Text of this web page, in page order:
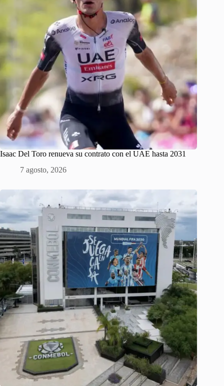
Isaac Del Toro renueva su contrato con el UAE hasta 2031
7 agosto, 2026